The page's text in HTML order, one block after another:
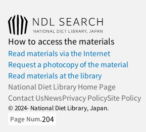
How to access the materials
Read materials via the Internet
Request a photocopy of the material
Read materials at the library
National Diet Library Home Page
Contact UsNewsPrivacy PolicySite Policy
© 2024- National Diet Library, Japan.
Page Num.204